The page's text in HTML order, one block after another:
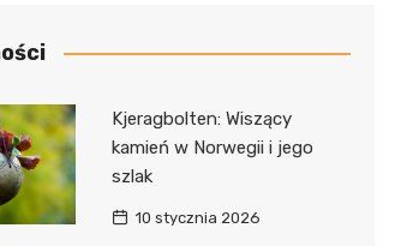
Kjeragbolten: Wiszący
kamień w Norwegii i jego
szlak
10 stycznia 2026